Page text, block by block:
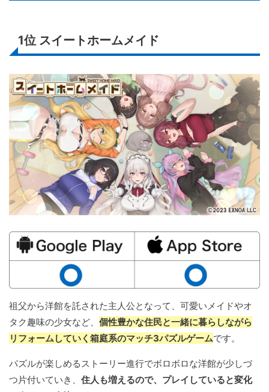
1位 スイートホームメイド
祖父から洋館を託された主人公となって、可愛いメイドやオ
タク趣味の少女など、 個性豊かな住民と一緒に暮らしながら
リフォームしていく箱庭系のマッチ3パズルゲームです。
パズルが楽しめるストーリー進行でボロボロな洋館が少しづ
つ片付いていき、 住人も増えるので、プレイしていると変化